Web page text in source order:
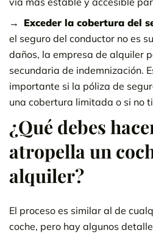
Exceder la cobertura del
el seguro del conductor no es
daños, la empresa de alquiler
secundaria de indemnización.
importante si la póliza de
una cobertura limitada o si no
¿Qué debes
atropella un
alquiler?
El proceso es similar al de
coche, pero hay algunos